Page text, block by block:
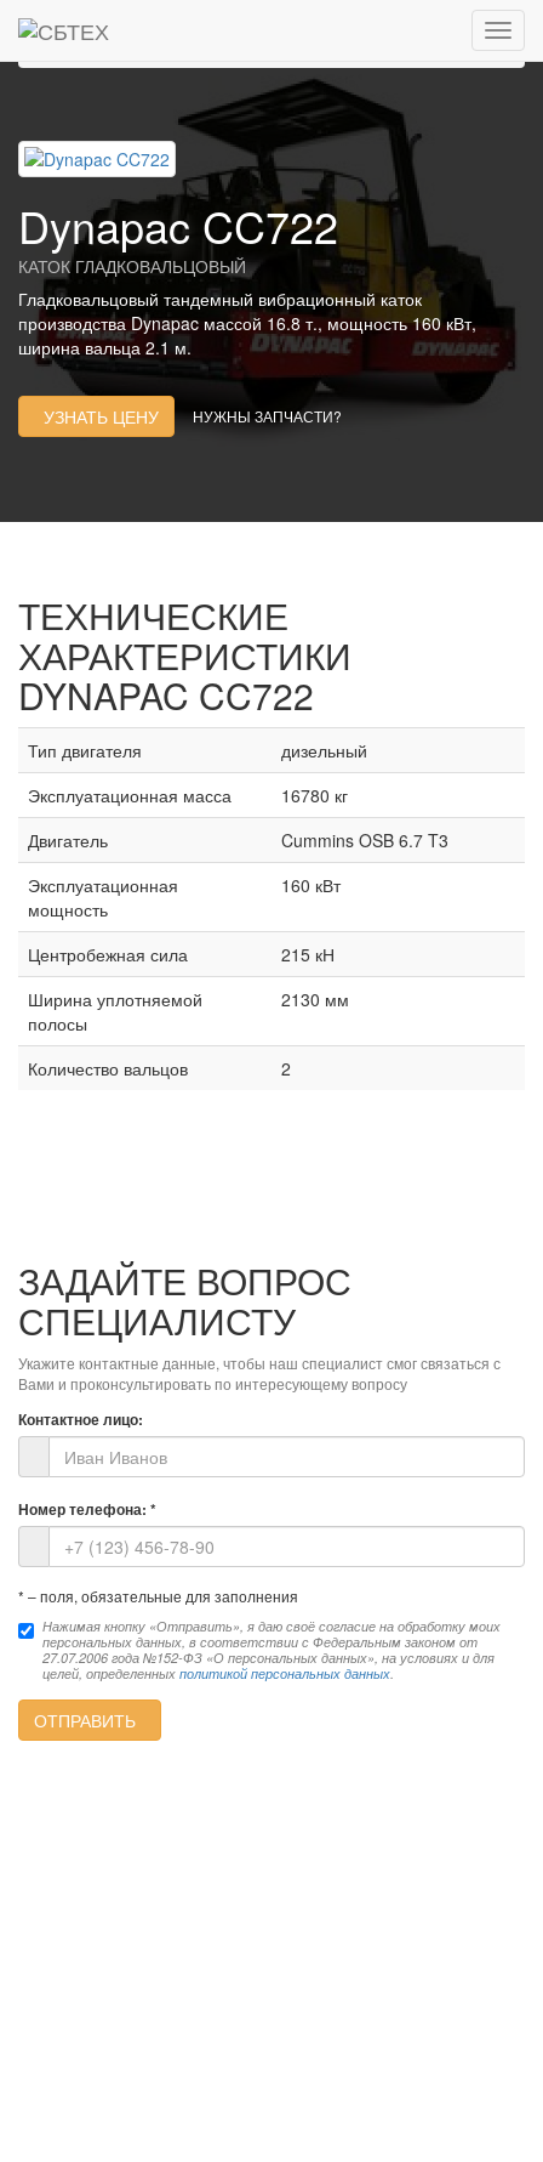
Главная
Гладковальцовые катки
Dynapac CC722
Dynapac CC722
КАТОК ГЛАДКОВАЛЬЦОВЫЙ
Гладковальцовый тандемный вибрационный каток
производства Dynapac массой 16.8 т., мощность 160 кВт,
ширина вальца 2.1 м.
УЗНАТЬ ЦЕНУ НУЖНЫ ЗАПЧАСТИ?
ТЕХНИЧЕСКИЕ
ХАРАКТЕРИСТИКИ
DYNAPAC CC722
Тип двигателя
дизельный
Эксплуатационная масса
16780 кг
Двигатель
Cummins OSB 6.7 T3
Эксплуатационная
мощность
160 кВт
Центробежная сила
215 кН
Ширина уплотняемой
полосы
2130 мм
Количество вальцов 2
ЗАДАЙТЕ ВОПРОС
СПЕЦИАЛИСТУ
Укажите контактные данные, чтобы наш специалист смог связаться с
Вами и проконсультировать по интересующему вопросу
Контактное лицо:
Номер телефона: *
* – поля, обязательные для заполнения
Нажимая кнопку «Отправить», я даю своё согласие на обработку моих
персональных данных, в соответствии с Федеральным законом от
27.07.2006 года №152-ФЗ «О персональных данных», на условиях и для
целей, определенных политикой персональных данных.
ОТПРАВИТЬ